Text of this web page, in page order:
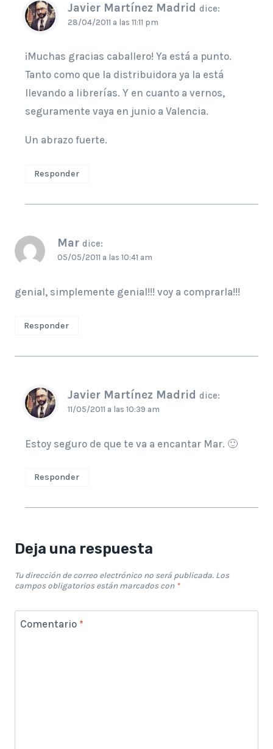
Javier Martínez Madrid dice:
28/04/2011 a las 11:11 pm
¡Muchas gracias caballero! Ya está a punto.
Tanto como que la distribuidora ya la está
llevando a librerías. Y en cuanto a vernos,
seguramente vaya en junio a Valencia.
Un abrazo fuerte.
Responder
Mar dice:
05/05/2011 a las 10:41 am
genial, simplemente genial!!! voy a comprarla!!!
Responder
Javier Martínez Madrid dice:
11/05/2011 a las 10:39 am
Estoy seguro de que te va a encantar Mar. 🙂
Responder
Deja una respuesta
Tu dirección de correo electrónico no será publicada. Los
campos obligatorios están marcados con *
Comentario *